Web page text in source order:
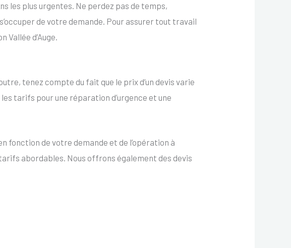
les plus urgentes. Ne perdez pas de temps,
de votre demande. Pour assurer tout travail
d’Auge.
tenez compte du fait que le prix d’un devis varie
tarifs pour une réparation d’urgence et une
fonction de votre demande et de l’opération à
abordables. Nous offrons également des devis